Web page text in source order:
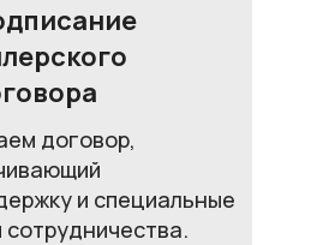
договор,
и специальные
сотрудничества.